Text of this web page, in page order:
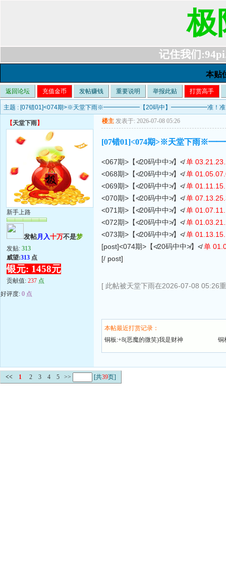
极
记住我们
本贴
返回论坛 充值金币 发帖赚钱 重要说明 举报此贴 打赏高手
主题 : [07错01]<074期>※天堂下雨※━━━━━━【20码中】━━━━━━准！准
【天堂下雨】
新手上路
发帖月入十万不是梦
发贴: 313
威望:313 点
银元: 1458元
贡献值: 237 点
好评度: 0 点
楼主 发表于: 2026-07-08 05:26
[07错01]<074期>※天堂下雨
<067期>【≮20码中中≯】≮单
<068期>【≮20码中中≯】≮单
<069期>【≮20码中中≯】≮单
<070期>【≮20码中中≯】≮单
<071期>【≮20码中中≯】≮单
<072期>【≮20码中中≯】≮单
<073期>【≮20码中中≯】≮单
[post]<074期>【≮20码中中≯】≮单
[/ post]
[ 此帖被天堂下雨在2026-07-08 05:26
本帖最近打赏记录：
铜板:+8(恶魔的微笑)我是财神
铜
<< 1 2 3 4 5 >> [共39页]